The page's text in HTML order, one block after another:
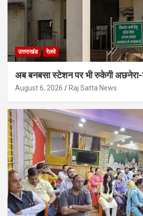
उत्तराखंड रेलवे
अब बनबसा स्टेशन पर भी रुकेगी
August 6, 2026 Raj Satta News